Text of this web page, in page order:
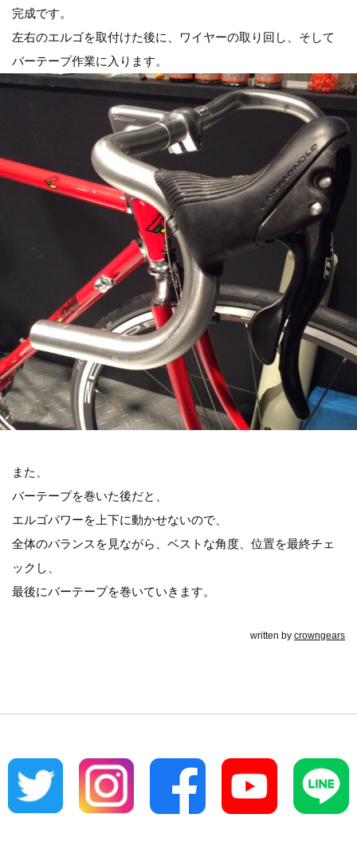
完成です。
左右のエルゴを取付けた後に、ワイヤーの取り回し、そして
バーテープ作業に入ります。
また、
バーテープを巻いた後だと、
エルゴパワーを上下に動かせないので、
全体のバランスを見ながら、ベストな角度、位置を最終チェ
ックし、
最後にバーテープを巻いていきます。
written by crowngears